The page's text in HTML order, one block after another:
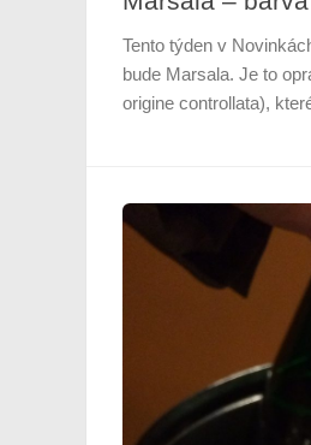
Tento týden v
bude Marsala. Je to
origine controllata),